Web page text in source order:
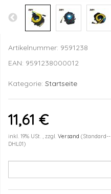
Artikelnummer: 9591238
EAN: 9591238000012
Kategorie: Startseite
11,61 €
inkl. 19% USt. , zzgl. Versand (Standard--
DHL01)